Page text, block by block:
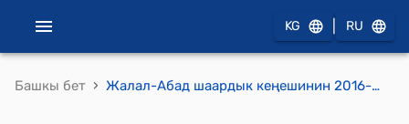
KG RU
Башкы бет › Жалал-Абад шаардык кеңешинин 2016-жылдын 15-августундагы № 3 "Жалал-Абад шаардык кеӊешинин 5.03.2015-жылдагы XXI-сессиясынын №9-токтому жөнүндө" токтому